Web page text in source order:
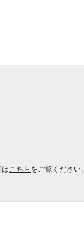
こちらをご覧ください。